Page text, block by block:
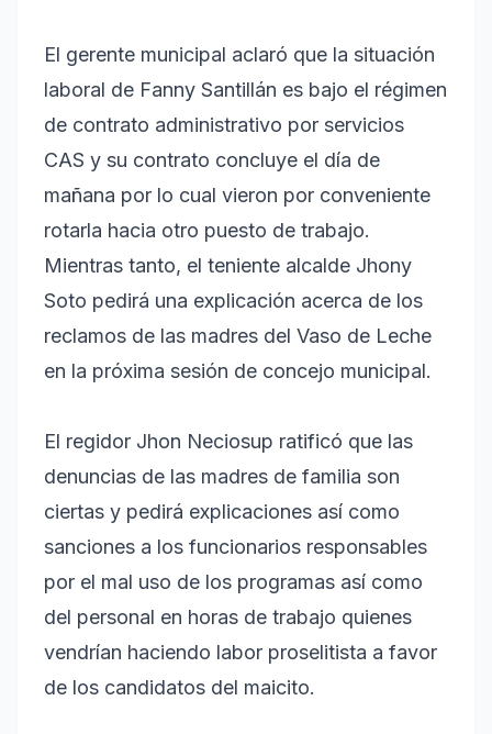
El gerente municipal aclaró que la situación
laboral de Fanny Santillán es bajo el régimen
de contrato administrativo por servicios
CAS y su contrato concluye el día de
mañana por lo cual vieron por conveniente
rotarla hacia otro puesto de trabajo.
Mientras tanto, el teniente alcalde Jhony
Soto pedirá una explicación acerca de los
reclamos de las madres del Vaso de Leche
en la próxima sesión de concejo municipal.
El regidor Jhon Neciosup ratificó que las
denuncias de las madres de familia son
ciertas y pedirá explicaciones así como
sanciones a los funcionarios responsables
por el mal uso de los programas así como
del personal en horas de trabajo quienes
vendrían haciendo labor proselitista a favor
de los candidatos del maicito.